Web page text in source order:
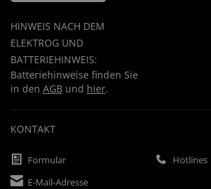
HINWEIS NACH DEM
ELEKTROG UND
BATTERIEHINWEIS:
Batteriehinweise finden Sie
in den AGB und hier.
KONTAKT
Formular
Hotlines
E-Mail-Adresse